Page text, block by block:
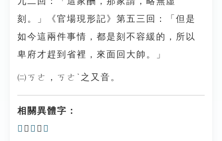
刻。」《官場現形記》第五三回：「但是
如今這兩件事情，都是刻不容緩的，所以
卑府才趕到省裡，來面回大帥。」
㈡ㄎㄜ，ㄎㄜˋ之又音。
相關異體字：
𠚰 、 𠜇 、 𠞫